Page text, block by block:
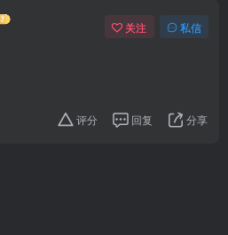
关注 私信
评分 回复 分享